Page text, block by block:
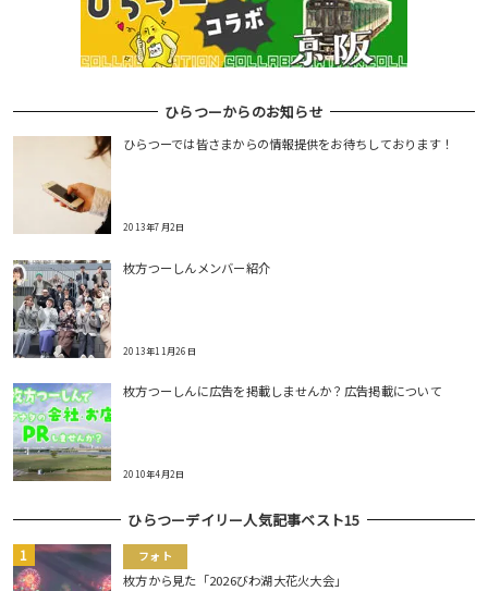
ひらつーからのお知らせ
ひらつーでは皆さまからの情報提供をお待ちしております！
2013年7月2日
枚方つーしんメンバー紹介
2013年11月26日
枚方つーしんに広告を掲載しませんか？広告掲載について
2010年4月2日
ひらつーデイリー人気記事ベスト15
フォト
枚方から見た「2026びわ湖大花火大会」